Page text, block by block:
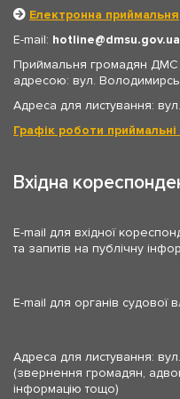
Електронна приймальня
E-mail: hotline
dmsu.gov.ua
Приймальня громадян ДМС
адресою: вул.
Адреса для листування:
Графік роботи
Вхідна
E-mail для вхідної
та запитів на публічну
E-mail для органів судової
Адреса для листування:
(звернення громадян,
інформацію тощо)